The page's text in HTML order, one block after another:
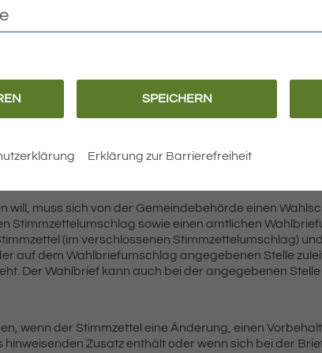
im Anschluss an die Wahlhandlung erfolgende
sind öffentlich. Jedermann hat Zutritt, soweit das
haben, können an der Wahl im Wahlkreis, in dem der
will, muss sich von der Gemeindebehörde einen
Stimmzettelumschlag sowie einen amtlichen
(im verschlossenen Stimmzettelumschlag)
auf dem Wahlbriefumschlag angegebenen Stelle
Der Wahlbrief kann auch bei der angegebenen
wenn der Stimmzettel eine Änderung, einen
hinweisenden Zusatz enthält oder wenn sich bei der
SPEICHERN
Erklärung zur Barrierefreiheit